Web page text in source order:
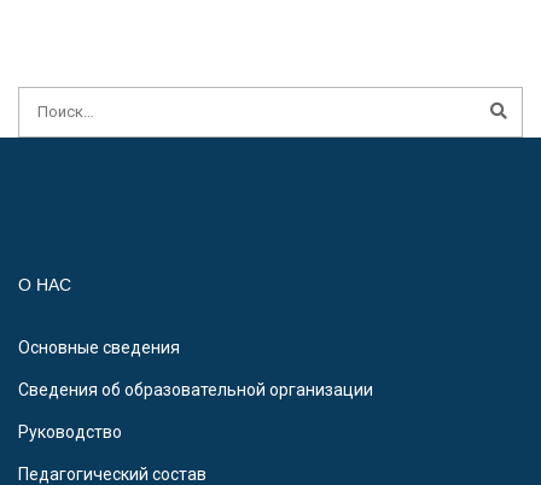
О НАС
Основные сведения
Сведения об образовательной организации
Руководство
Педагогический состав